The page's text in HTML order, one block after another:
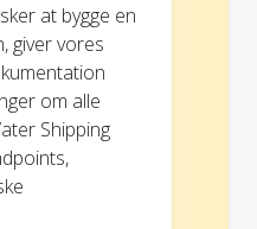
at bygge en
giver vores
om alle
Shipping